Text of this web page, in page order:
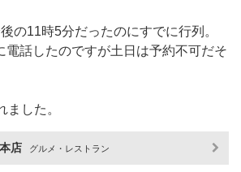
の11時5分だったのにすでに行列。
電話したのですが土日は予約不可だそ
ました。
店 グルメ・レストラン